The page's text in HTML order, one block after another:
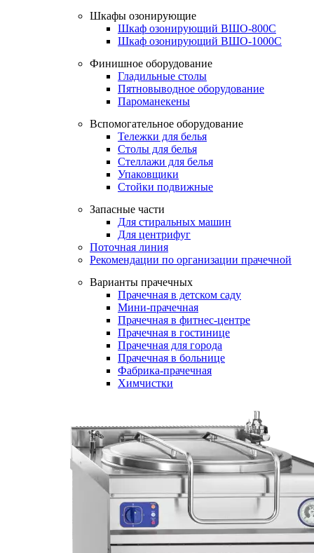
Шкафы озонирующие
Шкаф озонирующий ВШО-800С
Шкаф озонирующий ВШО-1000С
Финишное оборудование
Гладильные столы
Пятновыводное оборудование
Пароманекены
Вспомогательное оборудование
Тележки для белья
Столы для белья
Стеллажи для белья
Упаковщики
Стойки подвижные
Запасные части
Для стиральных машин
Для центрифуг
Поточная линия
Рекомендации по организации прачечной
Варианты прачечных
Прачечная в детском саду
Мини-прачечная
Прачечная в фитнес-центре
Прачечная в гостинице
Прачечная для города
Прачечная в больнице
Фабрика-прачечная
Химчистки